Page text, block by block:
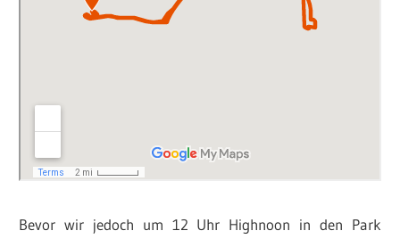
Bevor wir jedoch um 12 Uhr Highnoon in den Park